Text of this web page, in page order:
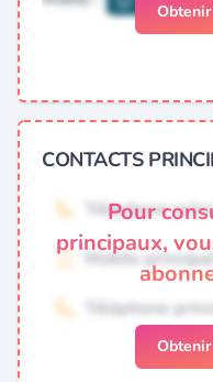
CONTACTS
Pour
principaux,